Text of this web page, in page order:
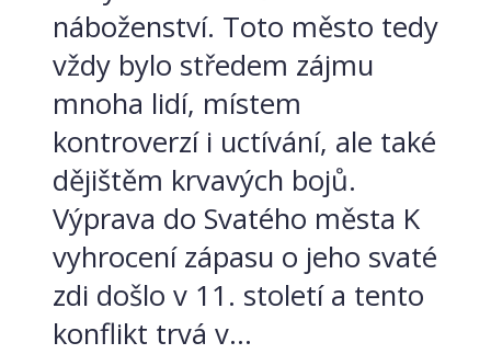
náboženství. Toto město tedy
vždy bylo středem zájmu
mnoha lidí, místem
kontroverzí i uctívání, ale také
dějištěm krvavých bojů.
Výprava do Svatého města K
vyhrocení zápasu o jeho svaté
zdi došlo v 11. století a tento
konflikt trvá v...